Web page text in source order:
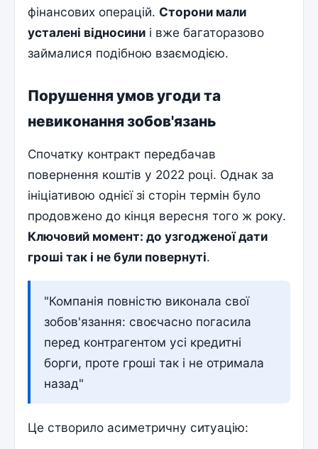
фінансових операцій. Сторони мали
усталені відносини і вже багаторазово
займалися подібною взаємодією.
Порушення умов угоди та
невиконання зобов'язань
Спочатку контракт передбачав
повернення коштів у 2022 році. Однак за
ініціативою однієї зі сторін термін було
продовжено до кінця вересня того ж року.
Ключовий момент: до узгодженої дати
гроші так і не були повернуті.
"Компанія повністю виконала свої
зобов'язання: своєчасно погасила
перед контрагентом усі кредитні
борги, проте гроші так і не отримала
назад"
Це створило асиметричну ситуацію: